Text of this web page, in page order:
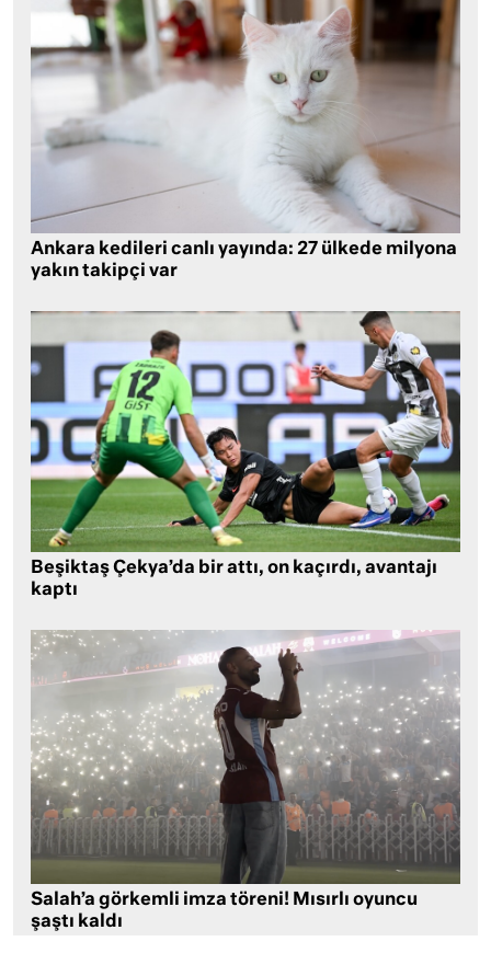
Ankara kedileri canlı yayında: 27 ülkede milyona
yakın takipçi var
Beşiktaş Çekya’da bir attı, on kaçırdı, avantajı
kaptı
Salah’a görkemli imza töreni! Mısırlı oyuncu
şaştı kaldı